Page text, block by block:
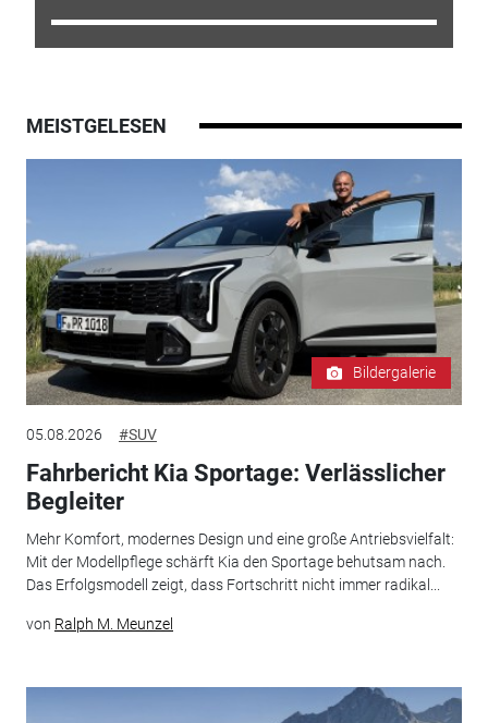
MEISTGELESEN
Bildergalerie
05.08.2026 #SUV
Fahrbericht Kia Sportage: Verlässlicher
Begleiter
Mehr Komfort, modernes Design und eine große Antriebsvielfalt:
Mit der Modellpflege schärft Kia den Sportage behutsam nach.
Das Erfolgsmodell zeigt, dass Fortschritt nicht immer radikal...
von Ralph M. Meunzel